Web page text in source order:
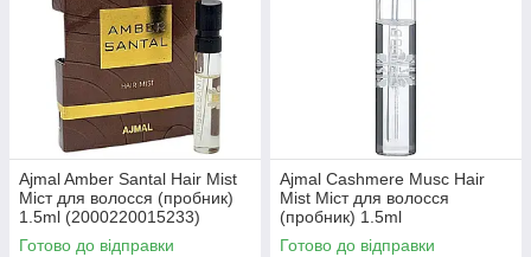
Ajmal Amber Santal Hair Mist
Міст для волосся (пробник)
1.5ml (2000220015233)
Готово до відправки
Ajmal Cashmere Musc Hair
Mist Міст для волосся
(пробник) 1.5ml
(2000220013888)
Готово до відправки